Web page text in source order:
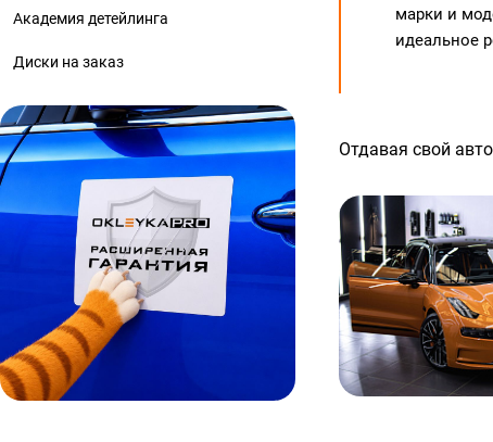
марки и
идеальное
Отдавая свой
Академия детейлинга
Диски на заказ